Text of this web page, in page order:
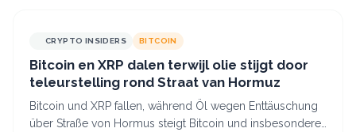
CRYPTO INSIDERS BITCOIN
Bitcoin en XRP dalen terwijl olie stijgt door
teleurstelling rond Straat van Hormuz
Bitcoin und XRP fallen, während Öl wegen Enttäuschung
über Straße von Hormus steigt Bitcoin und insbesondere